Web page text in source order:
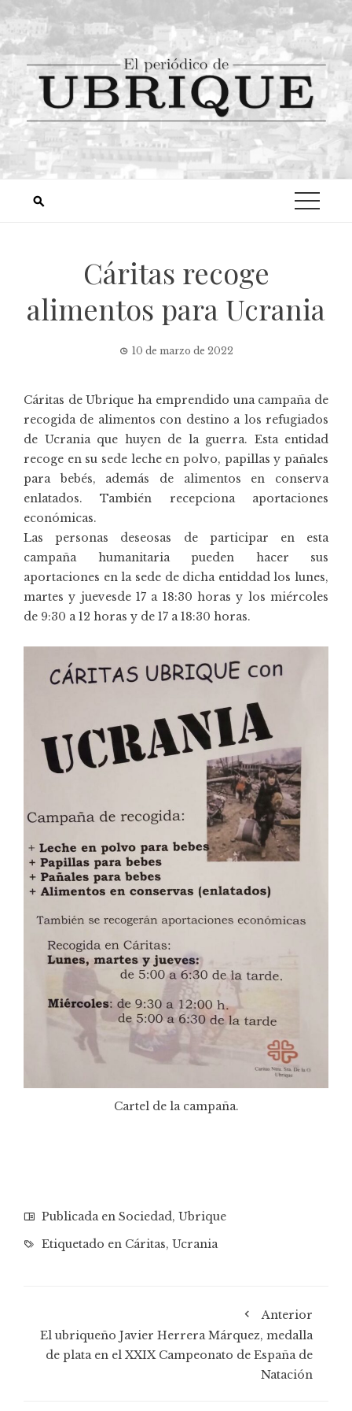
Cáritas recoge
alimentos para Ucrania
10 de marzo de 2022
Cáritas de Ubrique ha emprendido una campaña de
recogida de alimentos con destino a los refugiados
de Ucrania que huyen de la guerra. Esta entidad
recoge en su sede leche en polvo, papillas y pañales
para bebés, además de alimentos en conserva
enlatados. También recepciona aportaciones
económicas.
Las personas deseosas de participar en esta
campaña humanitaria pueden hacer sus
aportaciones en la sede de dicha entiddad los lunes,
martes y juevesde 17 a 18:30 horas y los miércoles
de 9:30 a 12 horas y de 17 a 18:30 horas.
Cartel de la campaña.
Publicada en Sociedad, Ubrique
Etiquetado en Cáritas, Ucrania
Anterior
El ubriqueño Javier Herrera Márquez, medalla
de plata en el XXIX Campeonato de España de
Natación